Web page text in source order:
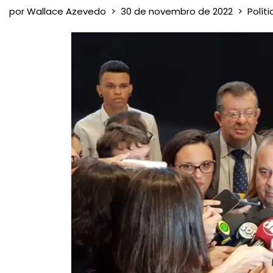
porWallace Azevedo 30 de novembro de 2022